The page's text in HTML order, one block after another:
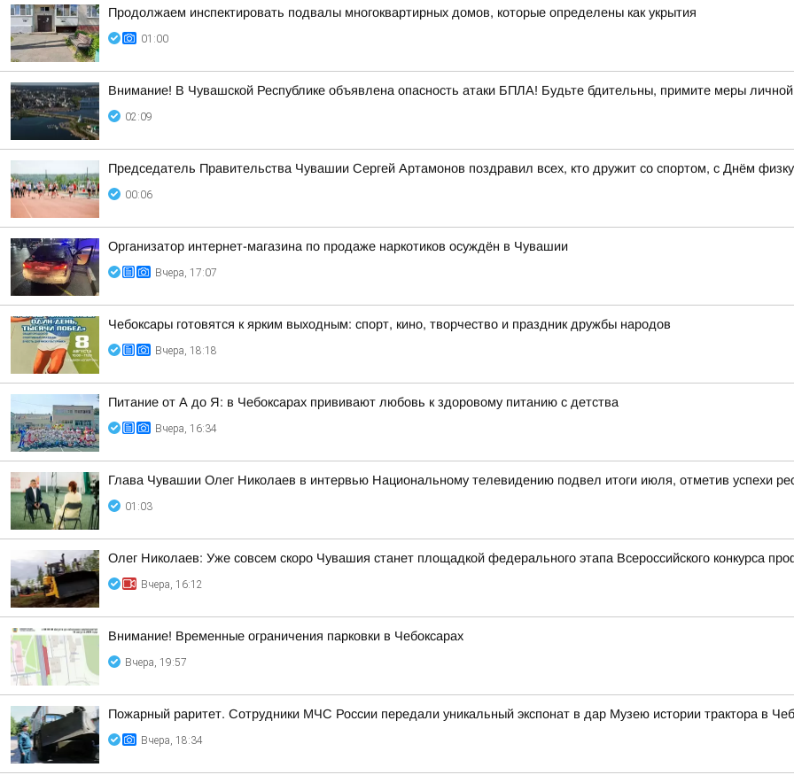
Продолжаем инспектировать подвалы многоквартирных домов, которые определены как укрытия
01:00
Внимание! В Чувашской Республике объявлена опасность атаки БПЛА! Будьте бдительны, примите меры личной
02:09
Председатель Правительства Чувашии Сергей Артамонов поздравил всех, кто дружит со спортом, с Днём
00:06
Организатор интернет-магазина по продаже наркотиков осуждён в Чувашии
Вчера, 17:07
Чебоксары готовятся к ярким выходным: спорт, кино, творчество и праздник дружбы народов
Вчера, 18:18
Питание от А до Я: в Чебоксарах прививают любовь к здоровому питанию с детства
Вчера, 16:34
Глава Чувашии Олег Николаев в интервью Национальному телевидению подвел итоги июля, отметив успехи
01:03
Олег Николаев: Уже совсем скоро Чувашия станет площадкой федерального этапа Всероссийского конкурса
Вчера, 16:12
Внимание! Временные ограничения парковки в Чебоксарах
Вчера, 19:57
Пожарный раритет. Сотрудники МЧС России передали уникальный экспонат в дар Музею истории трактора в
Вчера, 18:34